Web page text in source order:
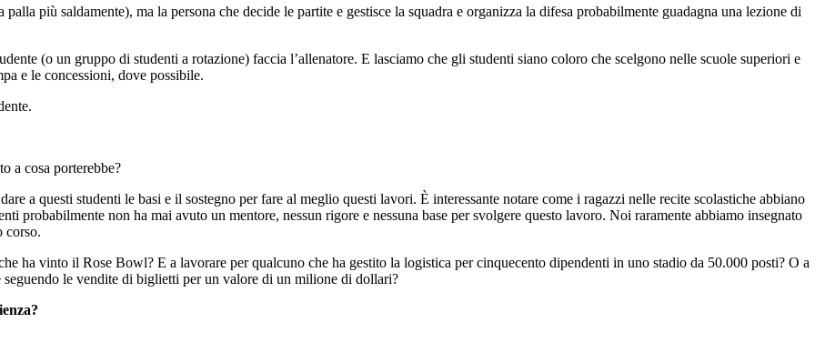
palla più saldamente), ma la persona che decide le partite e gestisce la squadra e organizza la difesa probabilmente guadagna una lezione di
(o un gruppo di studenti a rotazione) faccia l’allenatore. E lasciamo che gli studenti siano coloro che scelgono nelle scuole superiori e
e le concessioni, dove possibile.
a cosa porterebbe?
a questi studenti le basi e il sostegno per fare al meglio questi lavori. È interessante notare come i ragazzi nelle recite scolastiche abbiano
probabilmente non ha mai avuto un mentore, nessun rigore e nessuna base per svolgere questo lavoro. Noi raramente abbiamo insegnato
corso.
ha vinto il Rose Bowl? E a lavorare per qualcuno che ha gestito la logistica per cinquecento dipendenti in uno stadio da 50.000 posti? O a
le vendite di biglietti per un valore di un milione di dollari?